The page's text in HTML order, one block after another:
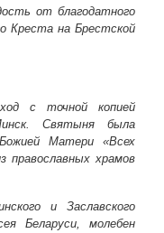
от благодатного
Креста на Брестской
с точной копией
Святыня была
Матери «Всех
православных храмов
и Заславского
Беларуси, молебен